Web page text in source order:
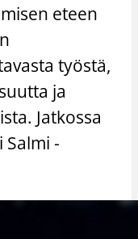
eteen
työstä,
ja
Jatkossa
-